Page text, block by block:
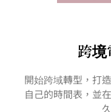
跨
開始跨域轉型，打
自己的時間表，並